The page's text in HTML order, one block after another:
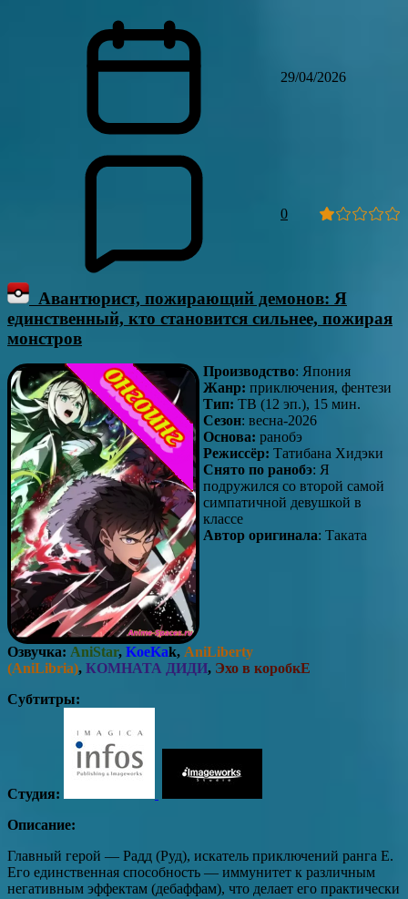
29/04/2026
0
Авантюрист, пожирающий демонов: Я
единственный, кто становится сильнее, пожирая
монстров
Производство: Япония
Жанр: приключения, фентези
Тип: ТВ (12 эп.), 15 мин.
Сезон: весна-2026
Основа: ранобэ
Режиссёр: Татибана Хидэки
Снято по ранобэ: Я
подружился со второй самой
симпатичной девушкой в
классе
Автор оригинала: Таката
Озвучка: AniStar, KoeKak, AniLiberty
(AniLibria), КОМНАТА ДИДИ, Эхо в коробкЕ
Субтитры:
Студия:
Описание:
Главный герой — Радд (Руд), искатель приключений ранга Е.
Его единственная способность — иммунитет к различным
негативным эффектам (дебаффам), что делает его практически